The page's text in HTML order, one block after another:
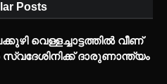
Posts
വെള്ളച്ചാട്ടത്തില്‍ വീണ്
ദാരുണാന്ത്യം